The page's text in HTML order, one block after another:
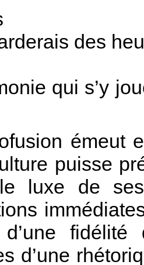
des
qui s’y
émeut
puisse
luxe de
d’une